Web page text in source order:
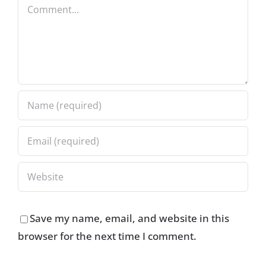
Comment
Save my name, email, and website in this
browser for the next time I comment.